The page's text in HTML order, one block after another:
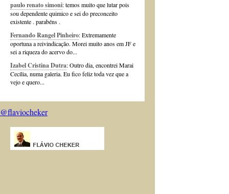
paulo renato simoni: temos muito que lutar pois
sou dependente quimico e sei do preconceito
existente . parabéns .
Fernando Rangel Pinheiro: Extremamente
oportuna a reivindicação. Morei muito anos em JF e
sei a riqueza do acervo do...
Izabel Cristina Dutra: Outro dia, encontrei Marai
Cecília, numa galeria. Eu fico feliz toda vez que a
vejo e quero...
@flaviocheker